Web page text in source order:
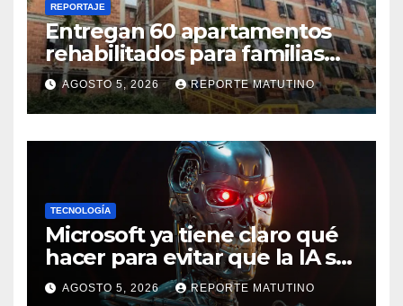
REPORTAJE
Entregan 60 apartamentos
rehabilitados para familias
del urbanismo Ana Victoria
en La Guaira
AGOSTO 5, 2026 REPORTE MATUTINO
TECNOLOGÍA
Microsoft ya tiene claro qué
hacer para evitar que la IA se
salga de control
AGOSTO 5, 2026 REPORTE MATUTINO